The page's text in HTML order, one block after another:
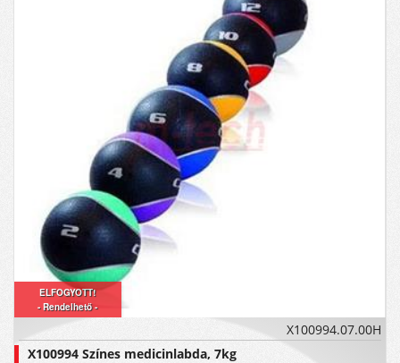
ELFOGYOTT!
- Rendelhető -
X100994.07.00H
X100994 Színes medicinlabda, 7kg